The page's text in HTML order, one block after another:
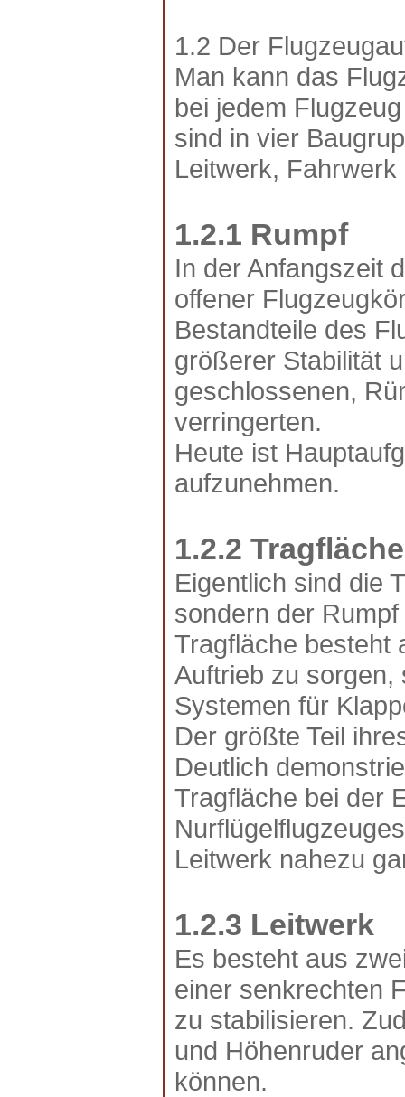
1.2 Der
Man kann das
bei jedem
sind in vier
Leitwerk, Fahrwerk
1.2.1 Rumpf
In der Anfangszeit
offener
Bestandteile des
größerer Stabilität
geschlossenen,
verringerten.
Heute ist
aufzunehmen.
1.2.2
Eigentlich sind die
sondern der
Tragfläche besteht
Auftrieb zu sorgen,
Systemen für
Der größte Teil
Deutlich
Tragfläche bei der
Leitwerk nahezu
1.2.3 Leitwerk
Es besteht aus
einer senkrechten
zu stabilisieren.
und Höhenruder
können.